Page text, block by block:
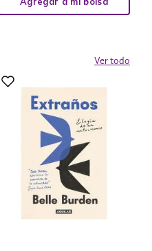
Ver todo